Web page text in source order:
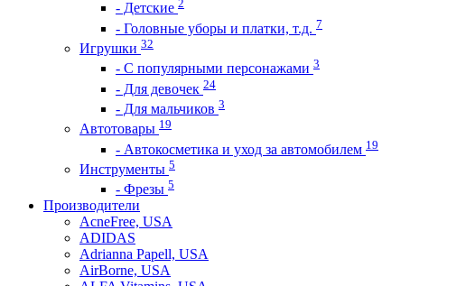
- Детские 2
- Головные уборы и платки, т.д. 7
Игрушки 32
- С популярными персонажами 3
- Для девочек 24
- Для мальчиков 3
Автотовары 19
- Автокосметика и уход за автомобилем 19
Инструменты 5
- Фрезы 5
Производители
AcneFree, USA
ADIDAS
Adrianna Papell, USA
AirBorne, USA